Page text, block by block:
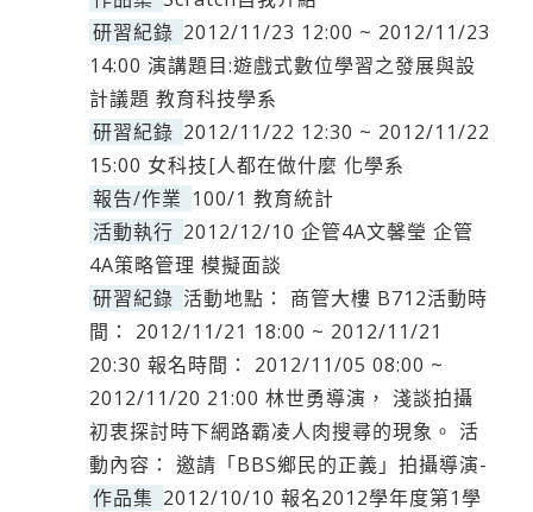
研習紀錄 2012/11/23 12:00 ~ 2012/11/23
14:00 演講題目:遊戲式數位學習之發展與設
計議題 教育科技學系
研習紀錄 2012/11/22 12:30 ~ 2012/11/22
15:00 女科技[人都在做什麼 化學系
報告/作業 100/1 教育統計
活動執行 2012/12/10 企管4A文馨瑩 企管
4A策略管理 模擬面談
研習紀錄 活動地點： 商管大樓 B712活動時
間： 2012/11/21 18:00 ~ 2012/11/21
20:30 報名時間： 2012/11/05 08:00 ~
2012/11/20 21:00 林世勇導演， 淺談拍攝
初衷探討時下網路霸凌人肉搜尋的現象。 活
動內容： 邀請「BBS鄉民的正義」拍攝導演-
作品集 2012/10/10 報名2012學年度第1學